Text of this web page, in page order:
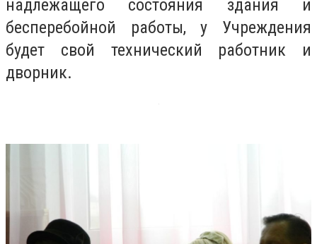
надлежащего состояния здания и
бесперебойной работы, у Учреждения
будет свой технический работник и
дворник.